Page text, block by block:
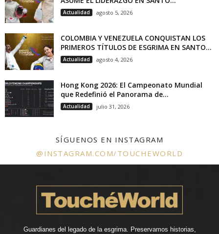
Actualidad agosto 5, 2026
COLOMBIA Y VENEZUELA CONQUISTAN LOS
PRIMEROS TÍTULOS DE ESGRIMA EN SANTO...
Actualidad agosto 4, 2026
Hong Kong 2026: El Campeonato Mundial
que Redefinió el Panorama de...
Actualidad julio 31, 2026
SÍGUENOS EN INSTAGRAM
@INSTAGRAM.COM/TOUCHEWORLD
Guardianes del legado de la esgrima. Preservamos historias,